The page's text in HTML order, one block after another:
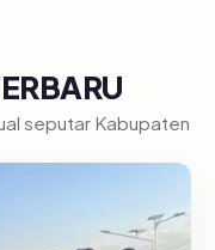
seputar Kabupaten